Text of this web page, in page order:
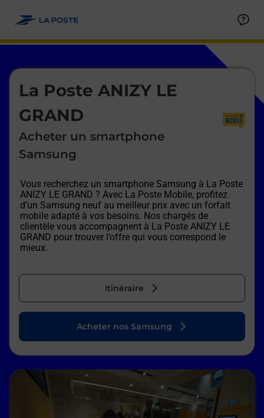
La Poste ANIZY LE
GRAND
Acheter un smartphone
Samsung
Vous recherchez un smartphone Samsung à La Poste
ANIZY LE GRAND ? Avec La Poste Mobile, profitez
d’un Samsung neuf au meilleur prix avec un forfait
mobile adapté à vos besoins. Nos chargés de
clientèle vous accompagnent à La Poste ANIZY LE
GRAND pour trouver l’offre qui vous correspond le
mieux.
Itinéraire
Le lien s'ouvre dans un nouvel onglet
Acheter nos Samsung